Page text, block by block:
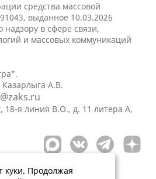
средства массовой
выданное 10.03.2026
в сфере связи,
и массовых коммуникаций
Казарлыга А.В.
18-я линия В.О., д. 11 литера А,
куки. Продолжая